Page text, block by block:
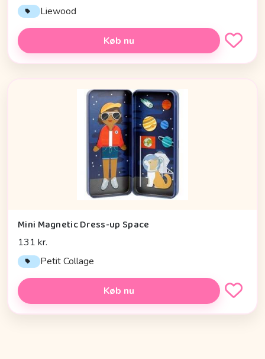
Liewood
Køb nu
Mini Magnetic Dress-up Space
131 kr.
Petit Collage
Køb nu